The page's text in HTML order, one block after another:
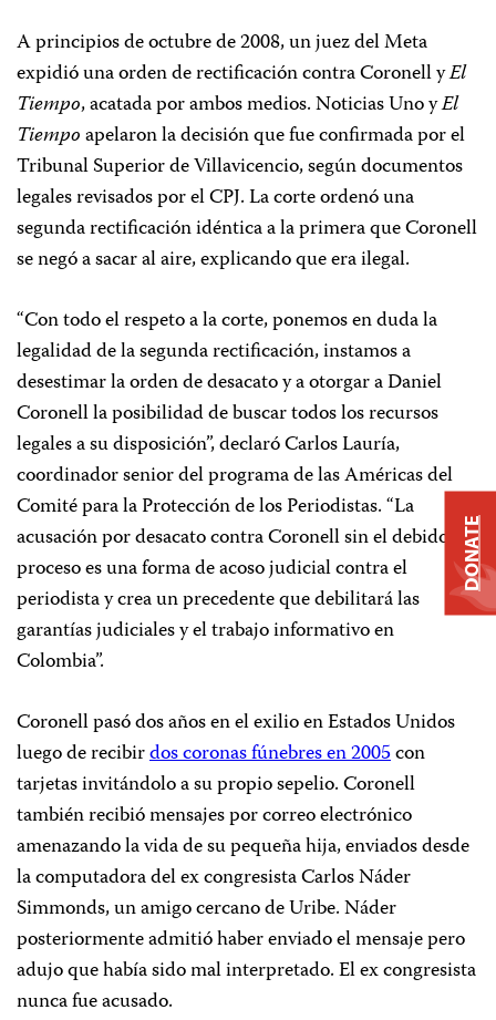
A principios de octubre de 2008, un juez del Meta
expidió una orden de rectificación contra Coronell yEl
Tiempo, acatada por ambos medios. Noticias Uno yEl
Tiempoapelaron la decisión que fue confirmada por el
Tribunal Superior de Villavicencio, según documentos
legales revisados por el CPJ. La corte ordenó una
segunda rectificación idéntica a la primera que Coronell
se negó a sacar al aire, explicando que era ilegal.
“Con todo el respeto a la corte, ponemos en duda la
legalidad de la segunda rectificación, instamos a
desestimar la orden de desacato y a otorgar aDaniel
Coronellla posibilidad de buscar todos los recursos
legales a su disposición”, declaró Carlos Lauría,
coordinador senior del programa de las Américas del
Comité para la Protección de los Periodistas. “La
acusación por desacato contra Coronell sin el debido
proceso es una forma de acoso judicial contra el
periodista y crea un precedente que debilitará las
garantías judiciales y el trabajo informativo en
Colombia”.
Coronell pasó dos años en el exilio en Estados Unidos
luego de recibirdos coronas fúnebres en 2005con
tarjetas invitándolo a su propio sepelio. Coronell
también recibió mensajes por correo electrónico
amenazando la vida de su pequeña hija, enviados desde
la computadora del ex congresista Carlos Náder
Simmonds, un amigo cercano de Uribe. Náder
posteriormente admitió haber enviado el mensaje pero
adujo que había sido mal interpretado.El ex congresista
nunca fue acusado.
DONATE